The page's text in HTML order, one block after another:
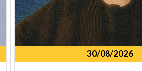
30/08/2026